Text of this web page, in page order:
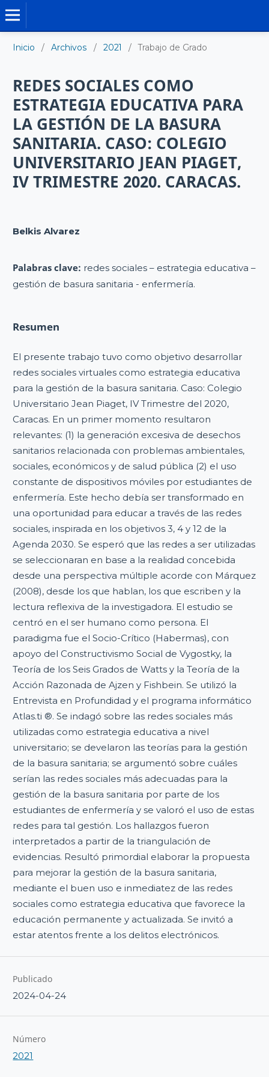
Inicio / Archivos / 2021 / Trabajo de Grado
REDES SOCIALES COMO
ESTRATEGIA EDUCATIVA PARA
LA GESTIÓN DE LA BASURA
SANITARIA. CASO: COLEGIO
UNIVERSITARIO JEAN PIAGET,
IV TRIMESTRE 2020. CARACAS.
Belkis Alvarez
Palabras clave: redes sociales – estrategia educativa –
gestión de basura sanitaria - enfermería.
Resumen
El presente trabajo tuvo como objetivo desarrollar
redes sociales virtuales como estrategia educativa
para la gestión de la basura sanitaria. Caso: Colegio
Universitario Jean Piaget, IV Trimestre del 2020,
Caracas. En un primer momento resultaron
relevantes: (1) la generación excesiva de desechos
sanitarios relacionada con problemas ambientales,
sociales, económicos y de salud pública (2) el uso
constante de dispositivos móviles por estudiantes de
enfermería. Este hecho debía ser transformado en
una oportunidad para educar a través de las redes
sociales, inspirada en los objetivos 3, 4 y 12 de la
Agenda 2030. Se esperó que las redes a ser utilizadas
se seleccionaran en base a la realidad concebida
desde una perspectiva múltiple acorde con Márquez
(2008), desde los que hablan, los que escriben y la
lectura reflexiva de la investigadora. El estudio se
centró en el ser humano como persona. El
paradigma fue el Socio-Crítico (Habermas), con
apoyo del Constructivismo Social de Vygostky, la
Teoría de los Seis Grados de Watts y la Teoría de la
Acción Razonada de Ajzen y Fishbein. Se utilizó la
Entrevista en Profundidad y el programa informático
Atlas.ti ®. Se indagó sobre las redes sociales más
utilizadas como estrategia educativa a nivel
universitario; se develaron las teorías para la gestión
de la basura sanitaria; se argumentó sobre cuáles
serían las redes sociales más adecuadas para la
gestión de la basura sanitaria por parte de los
estudiantes de enfermería y se valoró el uso de estas
redes para tal gestión. Los hallazgos fueron
interpretados a partir de la triangulación de
evidencias. Resultó primordial elaborar la propuesta
para mejorar la gestión de la basura sanitaria,
mediante el buen uso e inmediatez de las redes
sociales como estrategia educativa que favorece la
educación permanente y actualizada. Se invitó a
estar atentos frente a los delitos electrónicos.
Publicado
2024-04-24
Número
2021